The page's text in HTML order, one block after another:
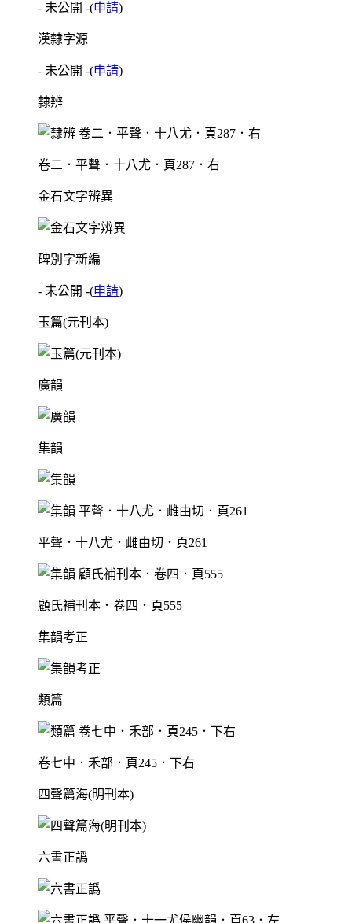
- 未公開 -(申請)
漢隸字源
- 未公開 -(申請)
隸辨
卷二．平聲．十八尤．頁287．右
金石文字辨異
碑別字新編
- 未公開 -(申請)
玉篇(元刊本)
廣韻
集韻
平聲．十八尤．雌由切．頁261
顧氏補刊本．卷四．頁555
集韻考正
類篇
卷七中．禾部．頁245．下右
四聲篇海(明刊本)
六書正譌